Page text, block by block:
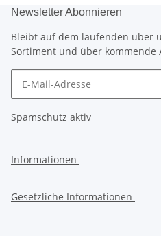
Newsletter Abonnieren
Bleibt auf dem laufenden über
Sortiment und über kommende
Spamschutz aktiv
Informationen
Gesetzliche Informationen